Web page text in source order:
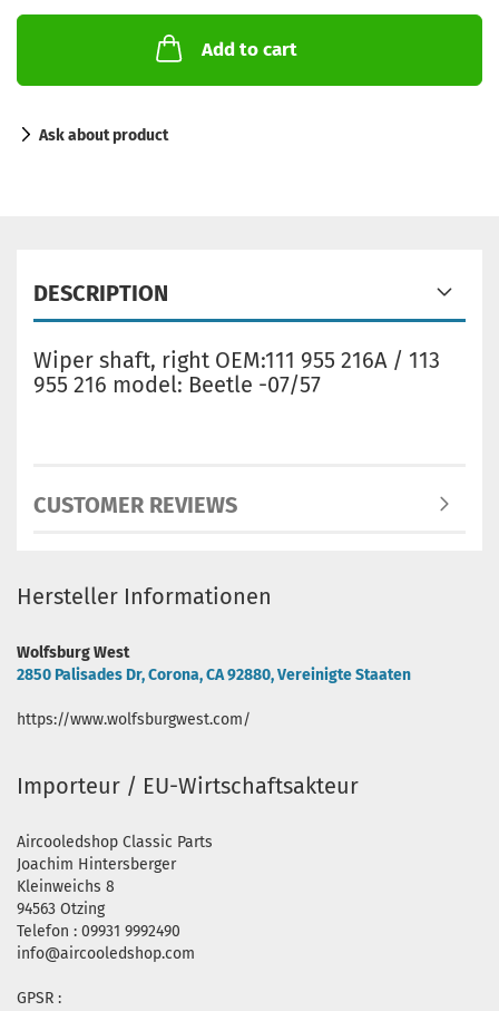
Add to cart
Ask about product
DESCRIPTION
Wiper shaft, right OEM:111 955 216A / 113
955 216 model: Beetle -07/57
CUSTOMER REVIEWS
Hersteller Informationen
Wolfsburg West
2850 Palisades Dr, Corona, CA 92880, Vereinigte Staaten
https://www.wolfsburgwest.com/
Importeur / EU-Wirtschaftsakteur
Aircooledshop Classic Parts
Joachim Hintersberger
Kleinweichs 8
94563 Otzing
Telefon : 09931 9992490
info@aircooledshop.com
GPSR :